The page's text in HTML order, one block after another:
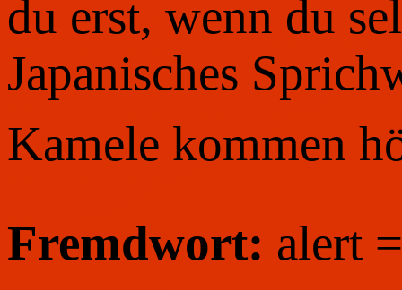
du erst, wenn du
Japanisches
Kamele kommen
Fremdwort: alert